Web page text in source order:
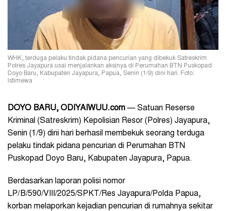
WHK, terduga pelaku tindak pidana pencurian yang dibekuk Satreskrim
Polres Jayapura usai menjalankan aksinya di Perumahan BTN Puskopad
Doyo Baru, Kabupaten Jayapura, Papua, Senin (1/9) dini hari. Foto:
Istimewa
DOYO BARU, ODIYAIWUU.com — Satuan Reserse
Kriminal (Satreskrim) Kepolisian Resor (Polres) Jayapura,
Senin (1/9) dini hari berhasil membekuk seorang terduga
pelaku tindak pidana pencurian di Perumahan BTN
Puskopad Doyo Baru, Kabupaten Jayapura, Papua.
Berdasarkan laporan polisi nomor
LP/B/590/VIII/2025/SPKT/Res Jayapura/Polda Papua,
korban melaporkan kejadian pencurian di rumahnya sekitar